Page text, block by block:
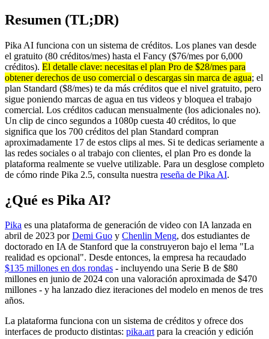
Resumen (TL;DR)
Pika AI funciona con un sistema de créditos. Los planes van desde
el gratuito (80 créditos/mes) hasta el Fancy ($76/mes por 6,000
créditos). El detalle clave: necesitas el plan Pro de $28/mes para
obtener derechos de uso comercial o descargas sin marca de agua; el
plan Standard ($8/mes) te da más créditos que el nivel gratuito, pero
sigue poniendo marcas de agua en tus videos y bloquea el trabajo
comercial. Los créditos caducan mensualmente (los adicionales no).
Un clip de cinco segundos a 1080p cuesta 40 créditos, lo que
significa que los 700 créditos del plan Standard compran
aproximadamente 17 de estos clips al mes. Si te dedicas seriamente a
las redes sociales o al trabajo con clientes, el plan Pro es donde la
plataforma realmente se vuelve utilizable. Para un desglose completo
de cómo rinde Pika 2.5, consulta nuestra reseña de Pika AI.
¿Qué es Pika AI?
Pika es una plataforma de generación de video con IA lanzada en
abril de 2023 porDemi Guo y Chenlin Meng, dos estudiantes de
doctorado en IA de Stanford que la construyeron bajo el lema "La
realidad es opcional". Desde entonces, la empresa ha recaudado
$135 millones en dos rondas - incluyendo una Serie B de $80
millones en junio de 2024 con una valoración aproximada de $470
millones - y ha lanzado diez iteraciones del modelo en menos de tres
años.
La plataforma funciona con un sistema de créditos y ofrece dos
interfaces de producto distintas: pika.artpara la creación y edición